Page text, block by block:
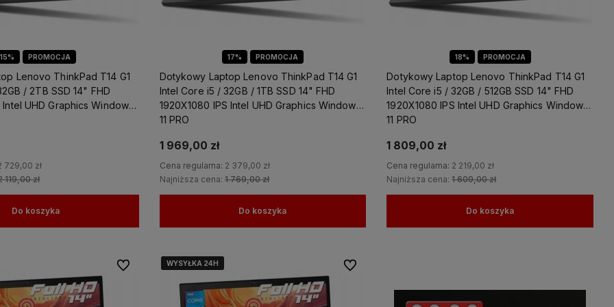
15% PROMOCJA
Lenovo ThinkPad T14 G1
/ 2TB SSD 14" FHD
Intel UHD Graphics Windows
729,00 zł
119,00 zł
Do koszyka
17% PROMOCJA
Dotykowy Laptop Lenovo ThinkPad T14 G1
Intel Core i5 / 32GB / 1TB SSD 14" FHD
1920X1080 IPS Intel UHD Graphics Windows
11 PRO
1 969,00 zł
Cena regularna: 2 379,00 zł
Najniższa cena:1 769,00 zł
Do koszyka
18% PROMOCJA
Dotykowy Laptop Lenovo ThinkPad T14 G1
Intel Core i5 / 32GB / 512GB SSD 14" FHD
1920X1080 IPS Intel UHD Graphics Windows
11 PRO
1 809,00 zł
Cena regularna: 2 219,00 zł
Najniższa cena:1 609,00 zł
Do koszyka
Do ulubionychWYSYŁKA 24H
WYSYŁKA 24H
WYSYŁKA 24H
WYSYŁKA 24H Do ulubionych